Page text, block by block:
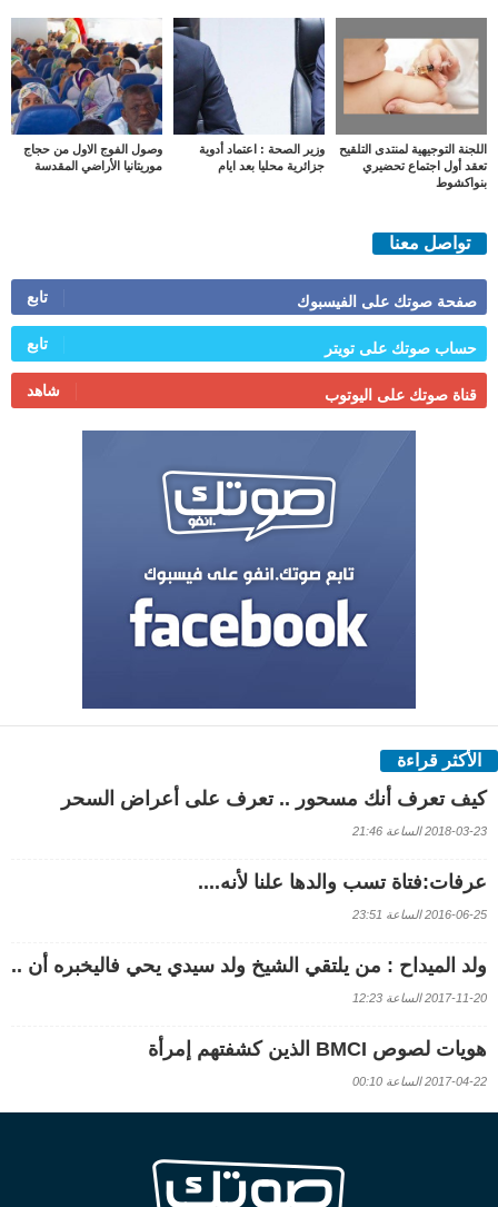
اللجنة التوجيهية لمنتدى التلقيح
تعقد أول اجتماع تحضيري
بنواكشوط
وزير الصحة : اعتماد أدوية
جزائرية محليا بعد ايام
وصول الفوج الاول من حجاج
موريتانيا الأراضي المقدسة
تواصل معنا
صفحة صوتك على الفيسبوك تابع
حساب صوتك على تويتر تابع
قناة صوتك على اليوتوب شاهد
الأكثر قراءة
كيف تعرف أنك مسحور .. تعرف على أعراض السحر
2018-03-23 الساعة 21:46
عرفات:فتاة تسب والدها علنا لأنه....
2016-06-25 الساعة 23:51
ولد الميداح : من يلتقي الشيخ ولد سيدي يحي فاليخبره أن ..
2017-11-20 الساعة 12:23
هويات لصوص BMCI الذين كشفتهم إمرأة
2017-04-22 الساعة 00:10